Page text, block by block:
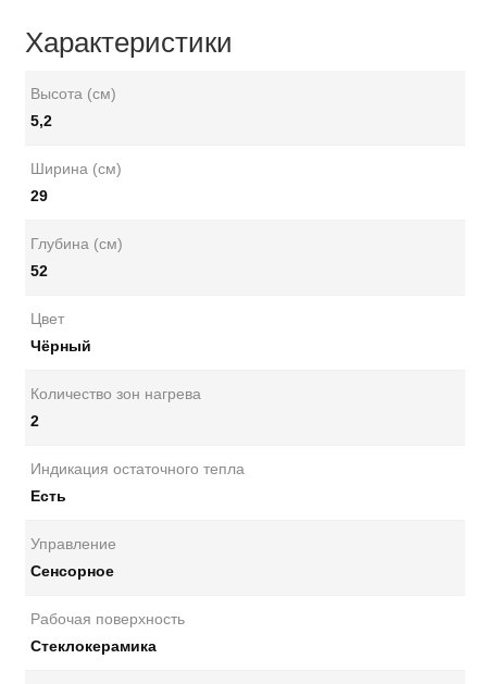
Характеристики
Высота (см)
5,2
Ширина (см)
29
Глубина (см)
52
Цвет
Чёрный
Количество зон нагрева
2
Индикация остаточного тепла
Есть
Управление
Сенсорное
Рабочая поверхность
Стеклокерамика